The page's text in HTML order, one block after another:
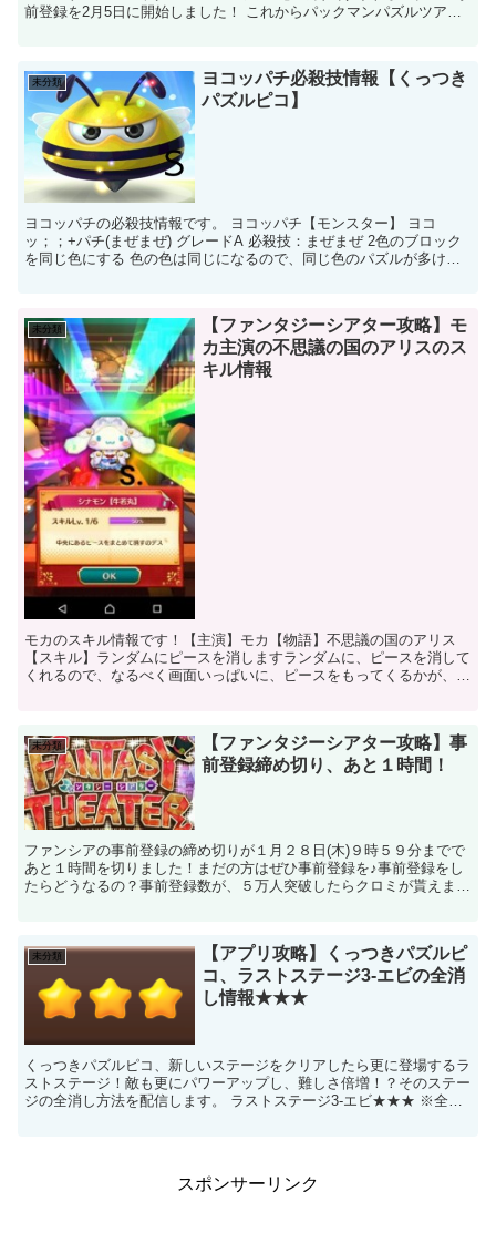
前登録を2月5日に開始しました！ これからパックマンパズルツアー
未分類
ヨコッパチ必殺技情報【くっつき
パズルピコ】
ヨコッパチの必殺技情報です。 ヨコッパチ【モンスター】 ヨコ
ッ；；+パチ(まぜまぜ) グレードA 必殺技：まぜまぜ 2色のブロック
を同じ色にする 色の色は同じになるので、同じ色のパズルが多けれ
未分類
【ファンタジーシアター攻略】モ
カ主演の不思議の国のアリスのス
キル情報
モカのスキル情報です！【主演】モカ【物語】不思議の国のアリス
【スキル】ランダムにピースを消しますランダムに、ピースを消して
くれるので、なるべく画面いっぱいに、ピースをもってくるかが、ポ
未分類
【ファンタジーシアター攻略】事
前登録締め切り、あと１時間！
ファンシアの事前登録の締め切りが１月２８日(木)９時５９分までで
あと１時間を切りました！まだの方はぜひ事前登録を♪事前登録をし
たらどうなるの？事前登録数が、５万人突破したらクロミが貰えます
未分類
【アプリ攻略】くっつきパズルピ
コ、ラストステージ3-エビの全消
し情報★★★
くっつきパズルピコ、新しいステージをクリアしたら更に登場するラ
ストステージ！敵も更にパワーアップし、難しさ倍増！？そのステー
ジの全消し方法を配信します。 ラストステージ3-エビ★★★ ※全て
スポンサーリンク